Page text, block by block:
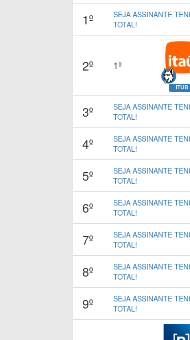
1º
SEJA ASSINANTE
TOTAL!
2º 1º
ITUB
3º
SEJA ASSINANTE
TOTAL!
4º
SEJA ASSINANTE
TOTAL!
5º
SEJA ASSINANTE
TOTAL!
6º
SEJA ASSINANTE
TOTAL!
7º
SEJA ASSINANTE
TOTAL!
8º
SEJA ASSINANTE
TOTAL!
9º
SEJA ASSINANTE
TOTAL!